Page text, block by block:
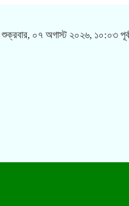
শুক্রবার, ০৭ অগাস্ট ২০২৬, ১০:০৩